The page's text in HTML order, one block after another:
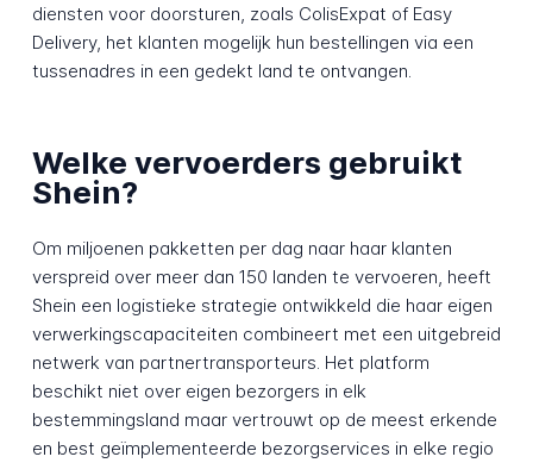
diensten voor doorsturen, zoals ColisExpat of Easy
Delivery, het klanten mogelijk hun bestellingen via een
tussenadres in een gedekt land te ontvangen.
Welke vervoerders gebruikt
Shein?
Om miljoenen pakketten per dag naar haar klanten
verspreid over meer dan 150 landen te vervoeren, heeft
Shein een logistieke strategie ontwikkeld die haar eigen
verwerkingscapaciteiten combineert met een uitgebreid
netwerk van partnertransporteurs. Het platform
beschikt niet over eigen bezorgers in elk
bestemmingsland maar vertrouwt op de meest erkende
en best geïmplementeerde bezorgservices in elke regio